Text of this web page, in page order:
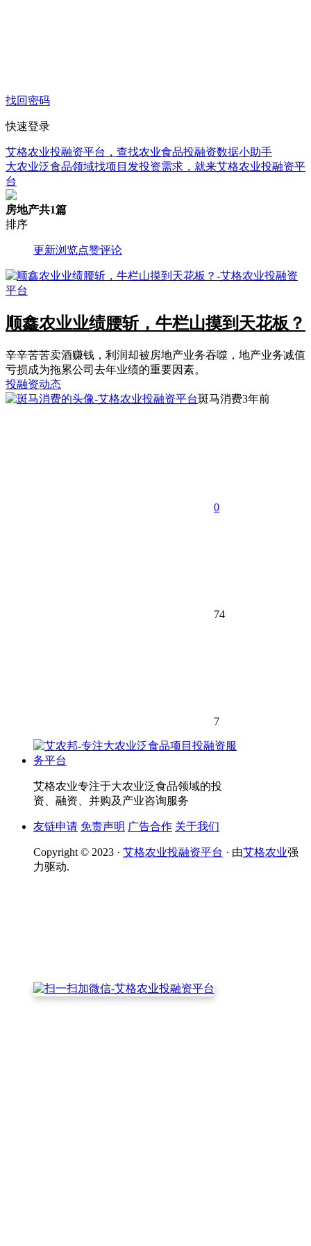
找回密码
快速登录
艾格农业投融资平台，查找农业食品投融资数据小助手
大农业泛食品领域找项目发投资需求，就来艾格农业投融资平
台
房地产共1篇
排序
更新浏览点赞评论
顺鑫农业业绩腰斩，牛栏山摸到天花板？
辛辛苦苦卖酒赚钱，利润却被房地产业务吞噬，地产业务减值
亏损成为拖累公司去年业绩的重要因素。
投融资动态
斑马消费3年前
0
74
7
艾格农业专注于大农业泛食品领域的投
资、融资、并购及产业咨询服务
友链申请 免责声明 广告合作 关于我们
Copyright © 2023 · 艾格农业投融资平台 · 由艾格农业强
力驱动.